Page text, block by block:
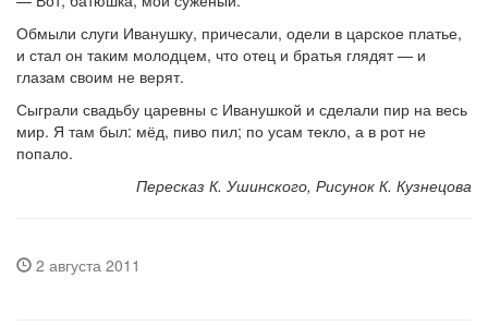
Обмыли слуги Иванушку, причесали, одели в царское платье,
и стал он таким молодцем, что отец и братья глядят — и
глазам своим не верят.
Сыграли свадьбу царевны с Иванушкой и сделали пир на весь
мир. Я там был: мёд, пиво пил; по усам текло, а в рот не
попало.
Пересказ К. Ушинского, Рисунок К. Кузнецова
2 августа 2011